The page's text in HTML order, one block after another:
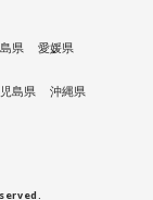
県
愛媛県
島県 沖縄県